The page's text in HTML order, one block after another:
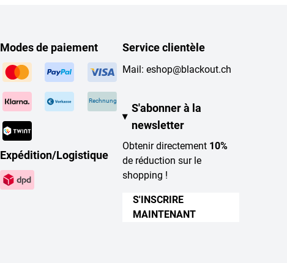
Modes de paiement
Rechnung
Expédition/Logistique
Service clientèle
Mail: eshop@blackout.ch
S'abonner à la
newsletter
Obtenir directement 10%
de réduction sur le
shopping !
S'INSCRIRE
MAINTENANT